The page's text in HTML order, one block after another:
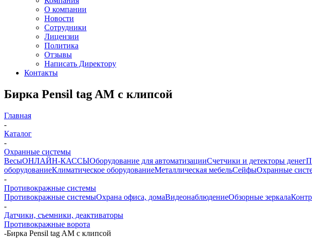
О компании
Новости
Сотрудники
Лицензии
Политика
Отзывы
Написать Директору
Контакты
Бирка Pensil tag AM c клипсой
Главная
-
Каталог
-
Охранные системы
ВесыОНЛАЙН-КАССЫОборудование для автоматизацииСчетчики и детекторы денег
оборудованиеКлиматическое оборудованиеМеталлическая мебельСейфыОхранные
-
Противокражные системы
Противокражные системыОхрана офиса, домаВидеонаблюдениеОбзорные зеркала
-
Датчики, съемники, деактиваторы
Противокражные ворота
-Бирка Pensil tag AM c клипсой